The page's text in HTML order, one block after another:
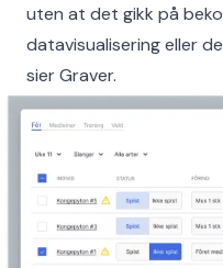
uten at det gikk på
datavisualisering eller
sier Graver.